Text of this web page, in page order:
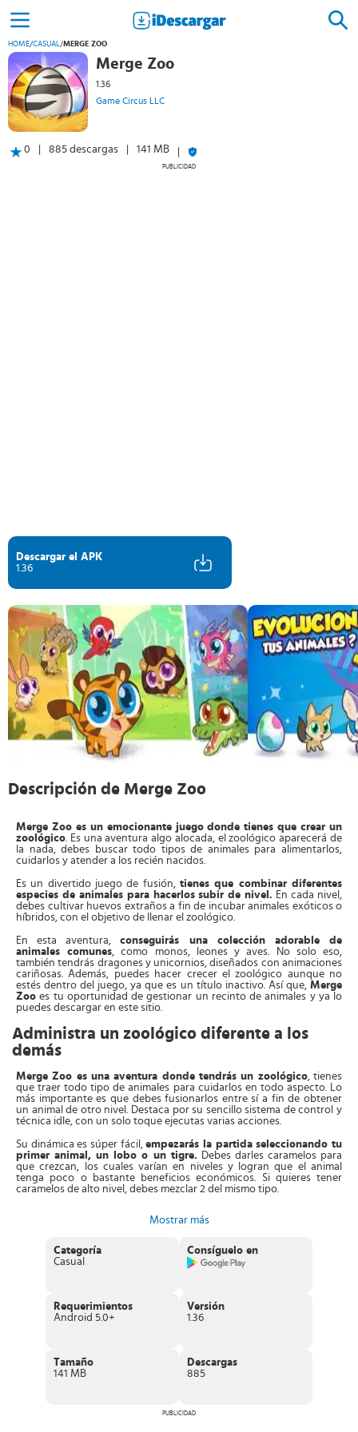
HOME/CASUAL/MERGE ZOO
Merge Zoo
1.36
Game Circus LLC
0 885 descargas 141 MB
PUBLICIDAD
Descargar el APK
1.36
Descripción de Merge Zoo
Merge Zoo es un emocionante juego donde tienes que crear un
zoológico. Es una aventura algo alocada, el zoológico aparecerá de
la nada, debes buscar todo tipos de animales para alimentarlos,
cuidarlos y atender a los recién nacidos.
Es un divertido juego de fusión, tienes que combinar diferentes
especies de animales para hacerlos subir de nivel. En cada nivel,
debes cultivar huevos extraños a fin de incubar animales exóticos o
híbridos, con el objetivo de llenar el zoológico.
En esta aventura,conseguirás una colección adorable de
animales comunes, como monos, leones y aves. No solo eso,
también tendrás dragones y unicornios, diseñados con animaciones
cariñosas. Además, puedes hacer crecer el zoológico aunque no
estés dentro del juego, ya que es un título inactivo. Así que, Merge
Zoo es tu oportunidad de gestionar un recinto de animales y ya lo
puedes descargar en este sitio.
Administra un zoológico diferente a los
demás
Merge Zoo es una aventura donde tendrás un zoológico, tienes
que traer todo tipo de animales para cuidarlos en todo aspecto. Lo
más importante es que debes fusionarlos entre sí a fin de obtener
un animal de otro nivel. Destaca por su sencillo sistema de control y
técnica idle, con un solo toque ejecutas varias acciones.
Su dinámica es súper fácil,empezarás la partida seleccionando tu
primer animal, un lobo o un tigre. Debes darles caramelos para
que crezcan, los cuales varían en niveles y logran que el animal
tenga poco o bastante beneficios económicos. Si quieres tener
caramelos de alto nivel, debes mezclar 2 del mismo tipo.
de tamaño progresivamente. Desde el primer nivel,
segundo nivel. Mientras que el nivel del Candy sea mayor, recibirás
más dinero del nivel que alimentes. Asimismo, cada cierto tiempo
obtendrás un huevo, que contiene un animal, que debes alimentar,
Características de Merge Zoo
Podráscoleccionar cientos de animales adorables
no tan comunes, como unicornios y dragones.
Mostrar más
Categoría
Casual
Consíguelo en
Requerimientos
Android 5.0+
Versión
1.36
Tamaño
141 MB
Descargas
885
PUBLICIDAD